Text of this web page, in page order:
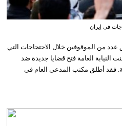
في إيران
عدد من الموقوفين خلال الاحتجاجات التي
النيابة العامة فتح قضايا جديدة ضد
فقد أطلق مكتب المدعي العام في